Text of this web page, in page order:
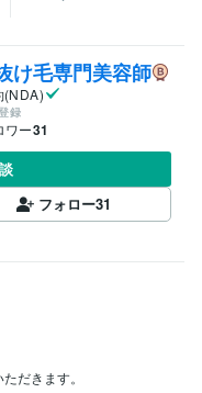
け毛専門美容師
(NDA)
録
ワー31
フォロー31
だきます。